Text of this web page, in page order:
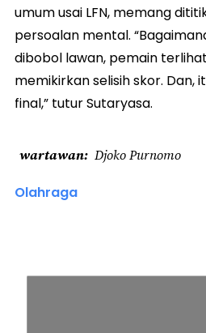
umum usai LFN, memang
persoalan mental.
dibobol lawan, pemain
memikirkan selisih skor.
final,” tutur Sutaryasa.
wartawan Djoko Purnomo
Olahraga